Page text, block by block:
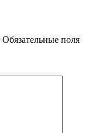
Обязательные поля